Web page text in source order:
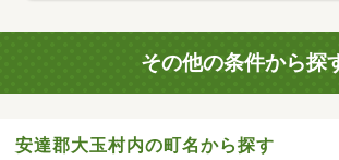
その他の条件から探
安達郡大玉村内の町名から探す